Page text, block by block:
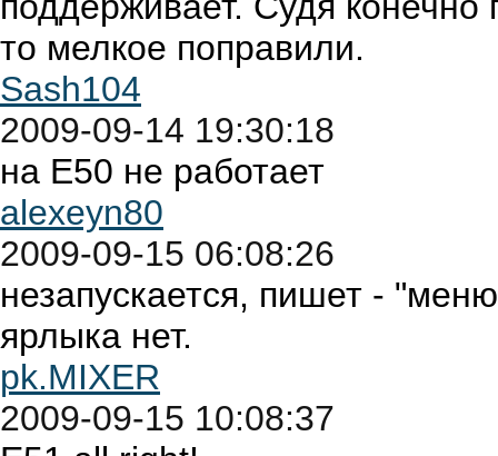
то мелкое поправили.
Sash104
2009-09-14 19:30:18
на E50 не работает
alexeyn80
2009-09-15 06:08:26
незапускается, пишет -
ярлыка нет.
pk.MIXER
2009-09-15 10:08:37